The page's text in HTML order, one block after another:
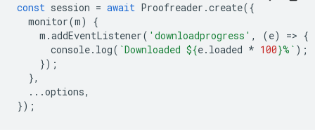
const session = await Proofreader .create({
monitor(m)
{
m .addEventListener( 'downloadprogress' , (e) => {
console. log( `Downloaded ${e. loaded * 100}%` );
});
},
...options,
});